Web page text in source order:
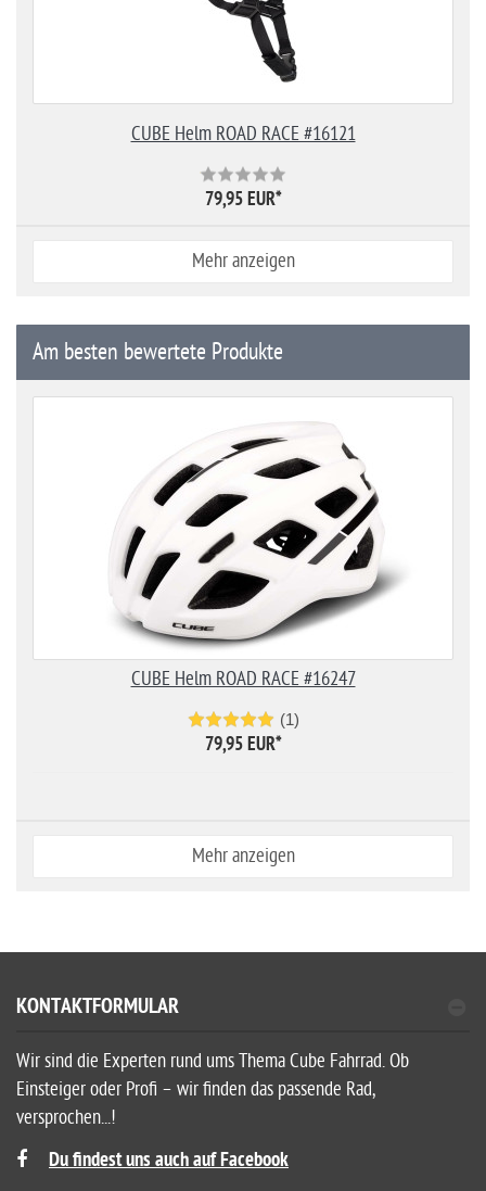
CUBE Helm ROAD RACE #16121
79,95 EUR*
Mehr anzeigen
Am besten bewertete Produkte
CUBE Helm ROAD RACE #16247
(1)
79,95 EUR*
Mehr anzeigen
KONTAKTFORMULAR
Wir sind die Experten rund ums Thema Cube Fahrrad. Ob
Einsteiger oder Profi – wir finden das passende Rad,
versprochen...!
Du findest uns auch auf Facebook